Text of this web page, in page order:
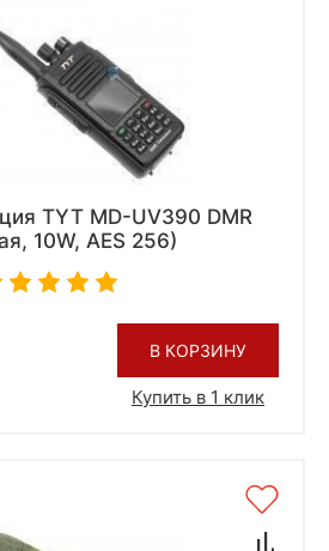
TYT MD-UV390 DMR
10W, AES 256)
В КОРЗИНУ
Купить в 1 клик